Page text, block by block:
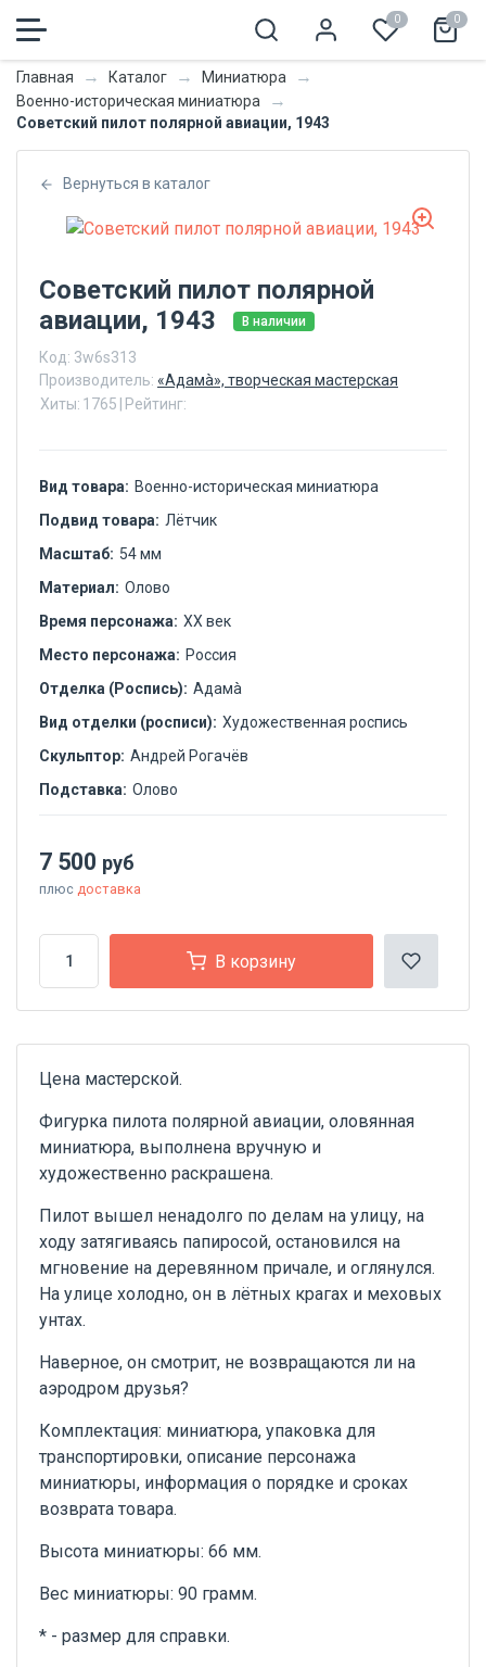
0 0
Главная → Каталог → Миниатюра →
Военно-историческая миниатюра →
Советский пилот полярной авиации, 1943
Вернуться в каталог
Советский пилот полярной
авиации, 1943
В наличии
Код: 3w6s313
Производитель: «Адамà», творческая мастерская
Хиты: 1765 Рейтинг:
Вид товара: Военно-историческая миниатюра
Подвид товара: Лётчик
Масштаб: 54 мм
Материал: Олово
Время персонажа: XX век
Место персонажа: Россия
Отделка (Роспись): Адамà
Вид отделки (росписи): Художественная роспись
Скульптор: Андрей Рогачёв
Подставка: Олово
7 500 руб
плюс доставка
В корзину
Цена мастерской.
Фигурка пилота полярной авиации, оловянная
миниатюра, выполнена вручную и
художественно раскрашена.
Пилот вышел ненадолго по делам на улицу, на
ходу затягиваясь папиросой, остановился на
мгновение на деревянном причале, и оглянулся.
На улице холодно, он в лётных крагах и меховых
унтах.
Наверное, он смотрит, не возвращаются ли на
аэродром друзья?
Комплектация: миниатюра, упаковка для
транспортировки, описание персонажа
миниатюры, информация о порядке и сроках
возврата товара.
Высота миниатюры: 66 мм.
Вес миниатюры: 90 грамм.
* - размер для справки.